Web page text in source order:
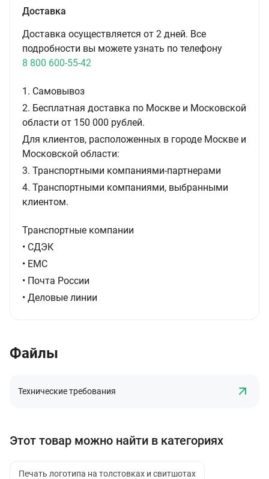
Доставка
Доставка осуществляется от 2 дней. Все
подробности вы можете узнать по телефону
8 800 600-55-42
1. Самовывоз
2. Бесплатная доставка по Москве и Московской
области от 150 000 рублей.
Для клиентов, расположенных в городе Москве и
Московской области:
3. Транспортными компаниями-партнерами
4. Транспортными компаниями, выбранными
клиентом.
Транспортные компании
• СДЭК
• ЕМС
• Почта России
• Деловые линии
Файлы
Технические требования
Этот товар можно найти в категориях
Печать логотипа на толстовках и свитшотах